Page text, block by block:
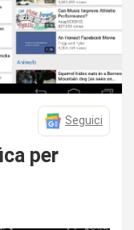
Seguici
per